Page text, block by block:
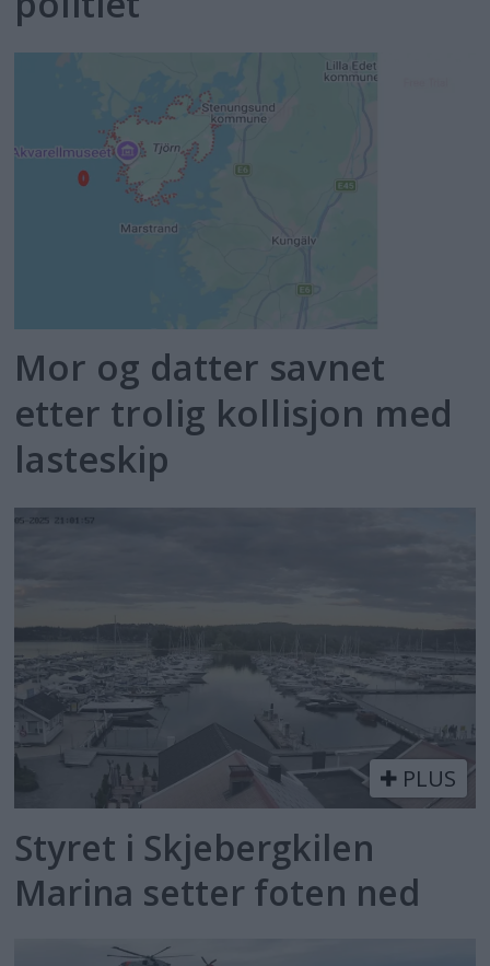
Mor og datter savnet
etter trolig kollisjon med
lasteskip
PLUS
Styret i Skjebergkilen
Marina setter foten ned